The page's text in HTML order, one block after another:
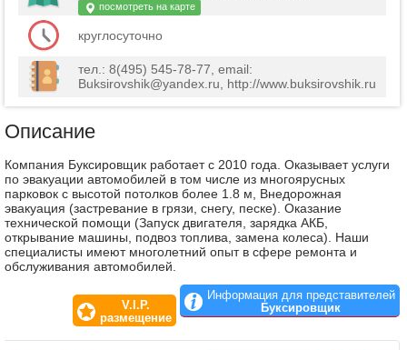
посмотреть на карте
круглосуточно
тел.: 8(495) 545-78-77, email:
Buksirovshik@yandex.ru, http://www.buksirovshik.ru
Описание
Компания Буксировщик работает с 2010 года. Оказывает услуги
по эвакуации автомобилей в том числе из многоярусных
парковок с высотой потолков более 1.8 м, Внедорожная
эвакуация (застревание в грязи, снегу, песке). Оказание
технической помощи (Запуск двигателя, зарядка АКБ,
открывание машины, подвоз топлива, замена колеса). Наши
специалисты имеют многолетний опыт в сфере ремонта и
обслуживания автомобилей.
V.I.P.
размещение
Информация для представителей
Буксировщик